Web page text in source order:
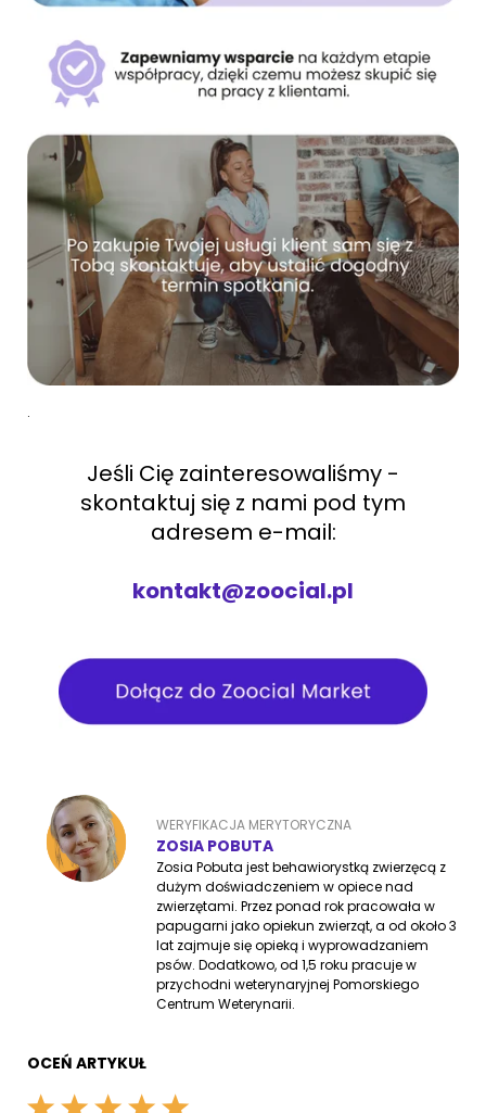
.
Jeśli Cię zainteresowaliśmy -
skontaktuj się z nami pod tym
adresem e-mail:
kontakt@zoocial.pl
WERYFIKACJA MERYTORYCZNA
ZOSIA POBUTA
Zosia Pobuta jest behawiorystką zwierzęcą z
dużym doświadczeniem w opiece nad
zwierzętami. Przez ponad rok pracowała w
papugarni jako opiekun zwierząt, a od około 3
lat zajmuje się opieką i wyprowadzaniem
psów. Dodatkowo, od 1,5 roku pracuje w
przychodni weterynaryjnej Pomorskiego
Centrum Weterynarii.
OCEŃ ARTYKUŁ